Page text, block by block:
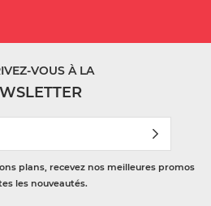
VOUS À LA
plans, recevez nos meilleures promos
les nouveautés.